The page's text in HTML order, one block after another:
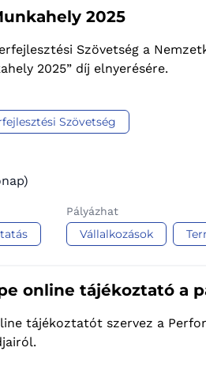
2025
Szövetség a
2025” díj elnyerésére.
Szövetség
Pályázhat
Vállalkozások
online tájékoztató a
tájékoztatót szervez a